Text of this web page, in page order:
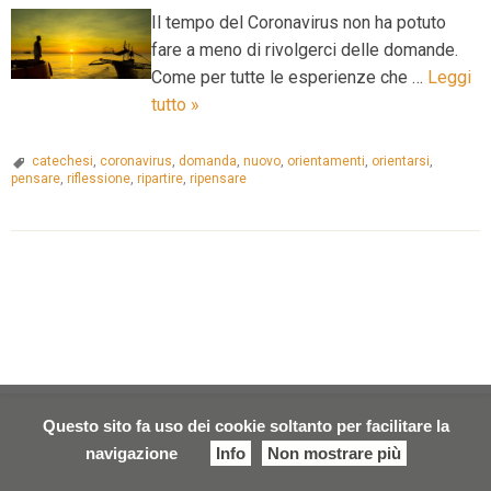
Questo sito fa uso dei cookie soltanto per facilitare la
navigazione
Info Non mostrare più
Il tempo del Coronavirus non ha potuto
fare a meno di rivolgerci delle domande.
Come per tutte le esperienze che … Leggi
tutto La
al
tempo
»
catechesi, coronavirus, domanda, nuovo, orientamenti, orientarsi,
pensare, riflessione, ripartire, ripensare
N